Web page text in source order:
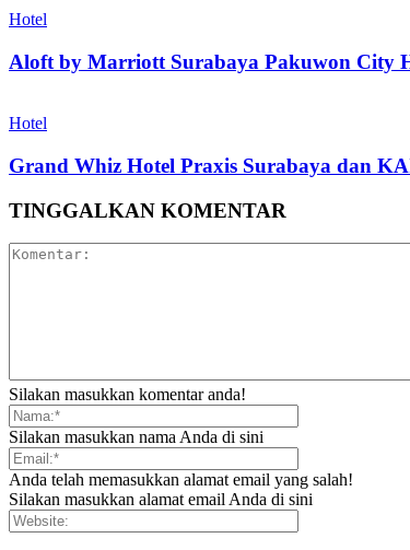
Hotel
Aloft by Marriott Surabaya Pakuwon City
Hotel
Grand Whiz Hotel Praxis Surabaya dan
TINGGALKAN KOMENTAR
Silakan masukkan komentar anda!
Silakan masukkan nama Anda di sini
Anda telah memasukkan alamat email yang salah!
Silakan masukkan alamat email Anda di sini